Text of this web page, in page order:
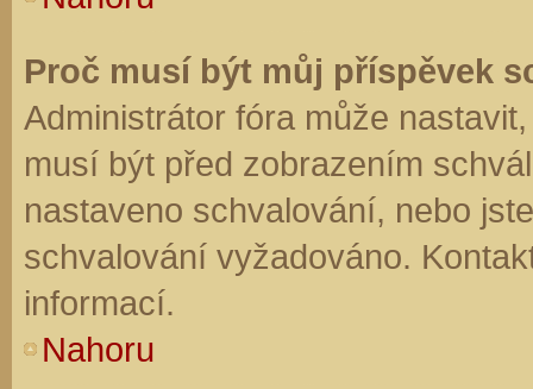
Proč musí být můj příspěvek
Administrátor fóra může
musí být před zobrazením
nastaveno schvalování, nebo
schvalování vyžadováno.
informací.
Nahoru